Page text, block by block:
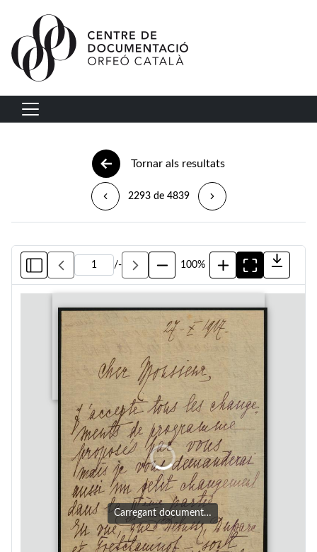
Vés al contingut
Navegació principal
Tornar als resultats
2293 de 4839
/- 100%
Carregant document…